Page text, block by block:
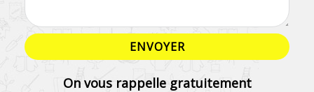
On vous rappelle gratuitement